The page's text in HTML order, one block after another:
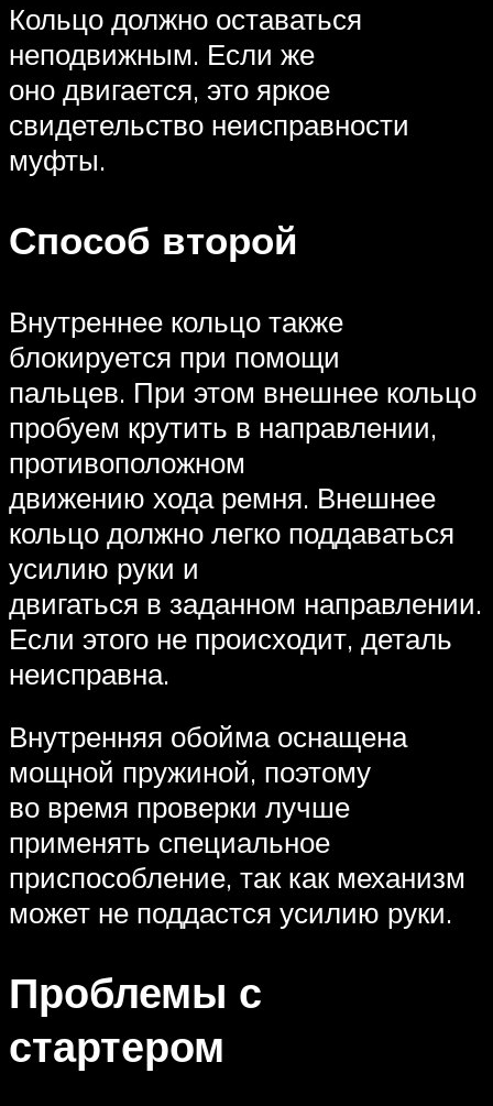
Кольцо должно оставаться
неподвижным. Если же
оно двигается, это яркое
свидетельство неисправности
муфты.
Способ второй
Внутреннее кольцо также
блокируется при помощи
пальцев. При этом внешнее кольцо
пробуем крутить в направлении,
противоположном
движению хода ремня. Внешнее
кольцо должно легко поддаваться
усилию руки и
двигаться в заданном направлении.
Если этого не происходит, деталь
неисправна.
Внутренняя обойма оснащена
мощной пружиной, поэтому
во время проверки лучше
применять специальное
приспособление, так как механизм
может не поддастся усилию руки.
Проблемы с
стартером